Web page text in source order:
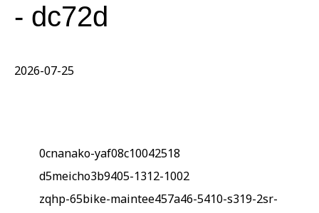
- dc72d
2026-07-25
0cnanako-yaf08c10042518
d5meicho3b9405-1312-1002
zqhp-65bike-maintee457a46-5410-s319-2sr-